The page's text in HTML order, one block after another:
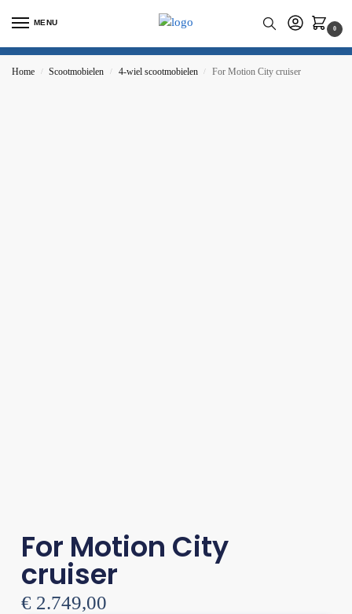
MENU
0
Home / Scootmobielen / 4-wiel scootmobielen / For Motion City cruiser
For Motion City
cruiser
€2.749,00